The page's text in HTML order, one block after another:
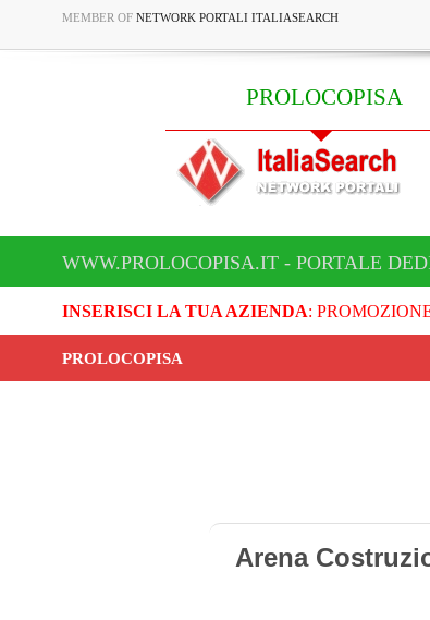
MEMBER OF NETWORK PORTALI ITALIASEARCH
PROLOCOPISA
WWW.PROLOCOPISA.IT - PORTALE
INSERISCI LA TUA AZIENDA:
PROLOCOPISA
Arena